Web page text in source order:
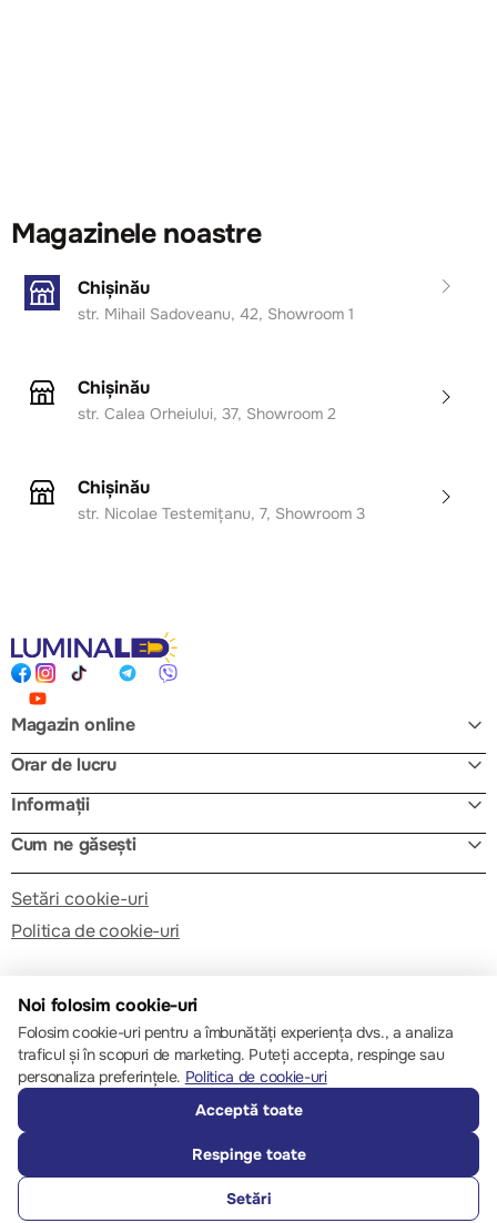
Magazinele noastre
Chișinău
str. Mihail Sadoveanu, 42, Showroom 1
Chișinău
str. Calea Orheiului, 37, Showroom 2
Chișinău
str. Nicolae Testemițanu, 7, Showroom 3
Magazin online
Orar de lucru
Informații
Cum ne găsești
Setări cookie-uri
Politica de cookie-uri
© 2013 – 2026 ECOM
Noi folosim cookie-uri
Folosim cookie-uri pentru a îmbunătăți experiența dvs., a analiza
traficul și în scopuri de marketing. Puteți accepta, respinge sau
personaliza preferințele. Politica de cookie-uri
Acceptă toate
Respinge toate
Setări